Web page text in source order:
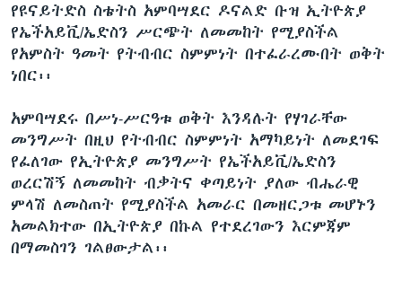
ቋንቋዎች
የዩናይትድስ ስቴትስ አምባሣደር ዶናልድ ቡዝ ኢትዮጵያ
የኤችአይቪ/ኤድስን ሥርጭት ለመመከት የሚያስችል
የአምስት ዓመት የትብብር ስምምነት በተፈራረሙበት ወቅት
ነበር፡፡
አምባሣደሩ በሥነ-ሥርዓቱ ወቅት እንዳሉት የሃገራቸው
መንግሥት በዚህ የትብብር ስምምነት አማካይነት ለመደገፍ
የፈለገው የኢትዮጵያ መንግሥት የኤችአይቪ/ኤድስን
ወረርሽኝ ለመመከት ብቃትና ቀጣይነት ያለው ብሔራዊ
ምላሽ ለመስጠት የሚያስችል አመራር በመዘርጋቱ መሆኑን
አመልክተው በኢትዮጵያ በኩል የተደረገውን እርምጃም
በማመስገን ገልፀውታል፡፡